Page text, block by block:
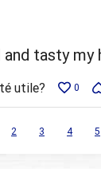
tasty my
utile? 0
2 3 4 5